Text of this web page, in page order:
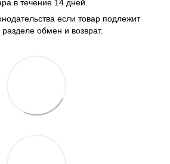
в течение 14 дней.
если товар подлежит
обмен и возврат.